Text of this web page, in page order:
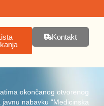
Kontakt
okončanog otvorenog
nabavku “Medicinska